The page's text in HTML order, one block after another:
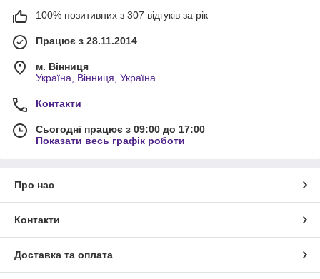
100% позитивних з 307 відгуків за рік
Працює з 28.11.2014
м. Вінниця
Україна, Вінниця, Україна
Контакти
Сьогодні працює з 09:00 до 17:00
Показати весь графік роботи
Про нас
Контакти
Доставка та оплата